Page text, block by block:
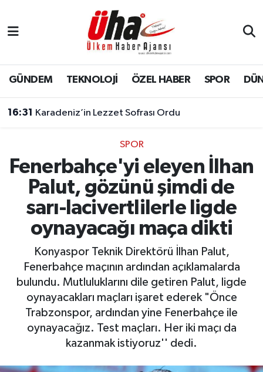
GÜNDEM TEKNOLOJİ ÖZEL HABER SPOR
16:31 Karadeniz’in Lezzet Sofrası Ordu
SPOR
Fenerbahçe'yi eleyen İlhan
Palut, gözünü şimdi de
sarı-lacivertlilerle ligde
oynayacağı maça dikti
Konyaspor Teknik Direktörü İlhan Palut,
Fenerbahçe maçının ardından açıklamalarda
bulundu. Mutluluklarını dile getiren Palut, ligde
oynayacakları maçları işaret ederek "Önce
Trabzonspor, ardından yine Fenerbahçe ile
oynayacağız. Test maçları. Her iki maçı da
kazanmak istiyoruz'' dedi.
İstanbul Nöbetçi Eczaneler
İstanbul Hava Durumu
Süper Lig Puan Durumu ve Fikstür
Tüm Manşetler
Son Dakika Haberleri
Haber Arşivi